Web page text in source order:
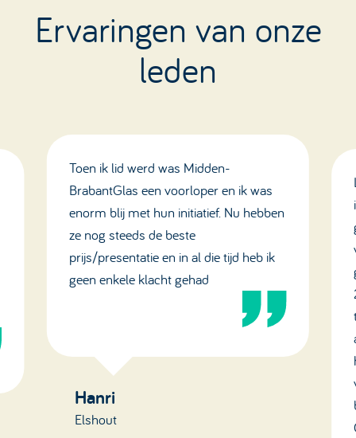
Ervaringen van onze
leden
Toen ik lid werd was Midden-
BrabantGlas een voorloper en ik was
enorm blij met hun initiatief. Nu hebben
ze nog steeds de beste
prijs/presentatie en in al die tijd heb ik
geen enkele klacht gehad
Hanri
Elshout